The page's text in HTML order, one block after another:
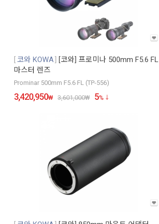
코와 KOWA
[코와] 프로미나 500mm F5.6 FL
마스터 렌즈
Prominar 500mm F5.6 FL (TP-556)
3,420,950₩ 3,601,000₩ 5%